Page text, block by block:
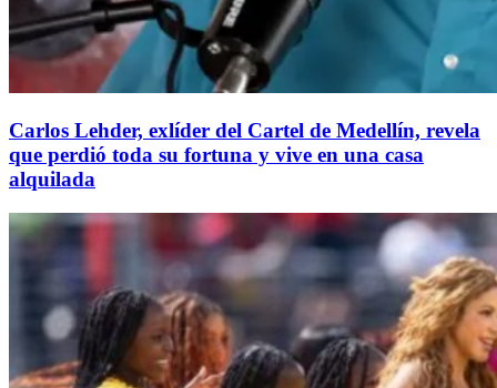
Carlos Lehder, exlíder del Cartel de Medellín, revela
que perdió toda su fortuna y vive en una casa
alquilada